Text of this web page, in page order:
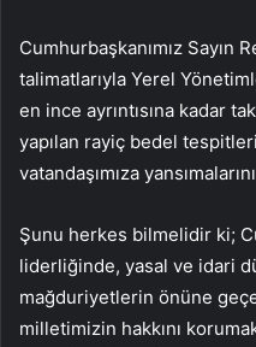
Cumhurbaşkanımız Sayın
talimatlarıyla Yerel
en ince ayrıntısına kadar
yapılan rayiç bedel
vatandaşımıza
Şunu herkes bilmelidir ki;
liderliğinde, yasal ve idari
mağduriyetlerin önüne
milletimizin hakkını